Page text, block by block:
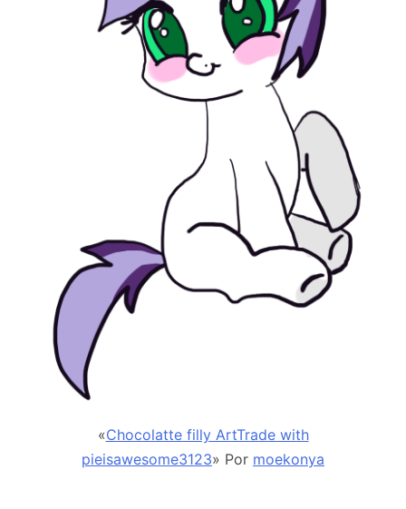
«Chocolatte filly ArtTrade with
pieisawesome3123» Por moekonya